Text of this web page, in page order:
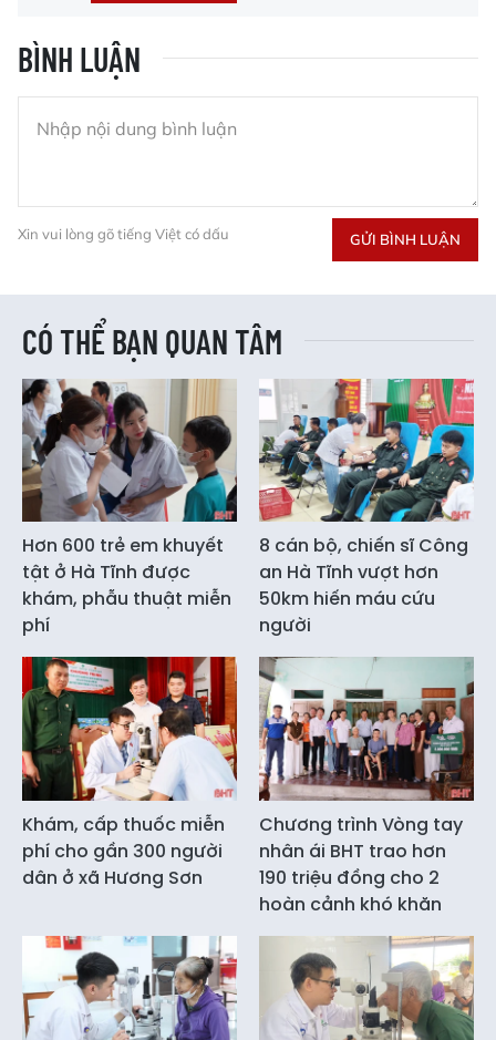
BÌNH LUẬN
Xin vui lòng gõ tiếng Việt có dấu GỬI BÌNH LUẬN
CÓ THỂ BẠN QUAN TÂM
Hơn 600 trẻ em khuyết
tật ở Hà Tĩnh được
khám, phẫu thuật miễn
phí
8 cán bộ, chiến sĩ Công
an Hà Tĩnh vượt hơn
50km hiến máu cứu
người
Khám, cấp thuốc miễn
phí cho gần 300 người
dân ở xã Hương Sơn
Chương trình Vòng tay
nhân ái BHT trao hơn
190 triệu đồng cho 2
hoàn cảnh khó khăn